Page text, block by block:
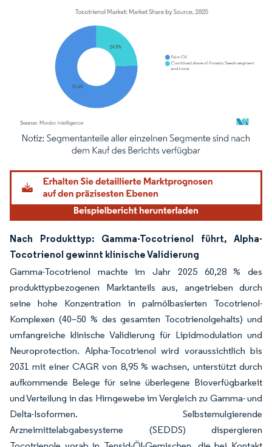
Bild © Mordor Intelligence. Wiederverwendung erfordert Namensnennung
Nach Produkttyp: Gamma-Tocotrienol führt, Alpha-
Tocotrienol gewinnt klinische Validierung
Gamma-Tocotrienol machte im Jahr 2025 60,28 % des
produkttypbezogenen Marktanteils aus, angetrieben durch
seine hohe Konzentration in palmölbasierten Tocotrienol-
Komplexen (40–50 % des gesamten Tocotrienolgehalts) und
umfangreiche klinische Validierung für Lipidmodulation und
Neuroprotection. Alpha-Tocotrienol wird voraussichtlich bis
2031 mit einer CAGR von 8,95 % wachsen, unterstützt durch
aufkommende Belege für seine überlegene Bioverfügbarkeit
und Verteilung in das Hirngewebe im Vergleich zu Gamma- und
Delta-Isoformen. Selbstemulgierende
Arzneimittelabgabesysteme (SEDDS) dispergieren